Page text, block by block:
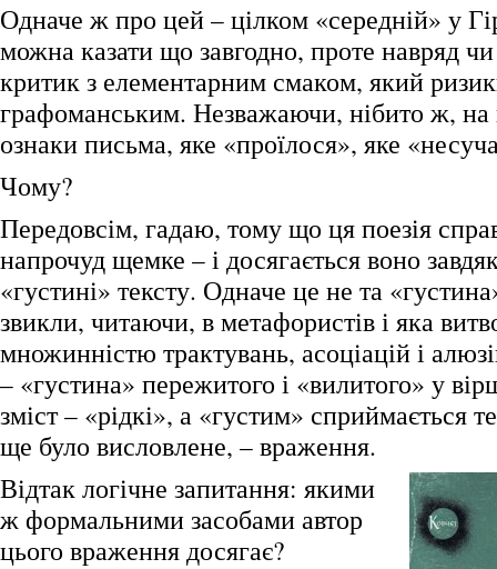
Одначе ж про цей – цілком «середній» у
можна казати що завгодно, проте навряд
критик з елементарним смаком, який
графоманським. Незважаючи, нібито ж, на
ознаки письма, яке «проїлося», яке
Чому?
Передовсім, гадаю, тому що ця поезія
напрочуд щемке – і досягається воно
«густині» тексту. Одначе це не та
звикли, читаючи, в метафористів і яка
множинністю трактувань, асоціацій і
– «густина» пережитого і «вилитого» у
зміст – «рідкі», а «густим» сприймається
ще було висловлене, – враження.
Відтак логічне запитання: якими
ж формальними засобами автор
цього враження досягає?